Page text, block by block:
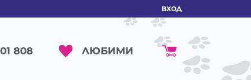
ВХОД
808 ЛЮБИМИ